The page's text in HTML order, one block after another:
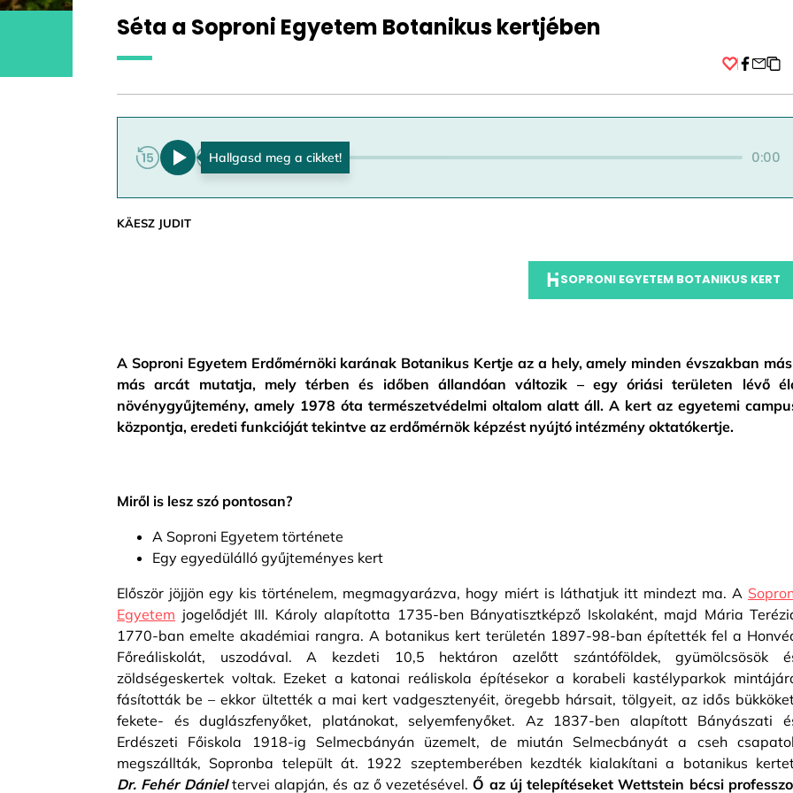
Séta a Soproni Egyetem Botanikus kertjében
0:00 0:00
KÄESZ JUDIT
SOPRONI EGYETEM BOTANIKUS KERT
A Soproni Egyetem Erdőmérnöki karának Botanikus Kertje az a hely, amely minden évszakban
más arcát mutatja, mely térben és időben állandóan változik – egy óriási területen lévő
növénygyűjtemény, amely 1978 óta természetvédelmi oltalom alatt áll. A kert az egyetemi
központja, eredeti funkcióját tekintve az erdőmérnök képzést nyújtó intézmény oktatókertje.
Miről is lesz szó pontosan?
A Soproni Egyetem története
Egy egyedülálló gyűjteményes kert
Először jöjjön egy kis történelem, megmagyarázva, hogy miért is láthatjuk itt mindezt ma. A
Egyetem jogelődjét III. Károly alapította 1735-ben Bányatisztképző Iskolaként, majd Mária
1770-ban emelte akadémiai rangra. A botanikus kert területén 1897-98-ban építették fel a
Főreáliskolát, uszodával. A kezdeti 10,5 hektáron azelőtt szántóföldek, gyümölcsösök
zöldségeskertek voltak. Ezeket a katonai reáliskola építésekor a korabeli kastélyparkok
fásították be – ekkor ültették a mai kert vadgesztenyéit, öregebb hársait, tölgyeit, az idős
fekete- és duglászfenyőket, platánokat, selyemfenyőket. Az 1837-ben alapított Bányászati
Erdészeti Főiskola 1918-ig Selmecbányán üzemelt, de miután Selmecbányát a cseh
megszállták, Sopronba települt át. 1922 szeptemberében kezdték kialakítani a botanikus
Dr. Fehér Dánieltervei alapján, és az ő vezetésével.Ő az új telepítéseket Wettstein bécsi